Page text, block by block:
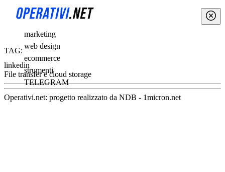
marketing
web design
ecommerce
strumenti
TELEGRAM
TAG:
linkedin
File transfer e cloud storage
Operativi.net: progetto realizzato da NDB - 1micron.net